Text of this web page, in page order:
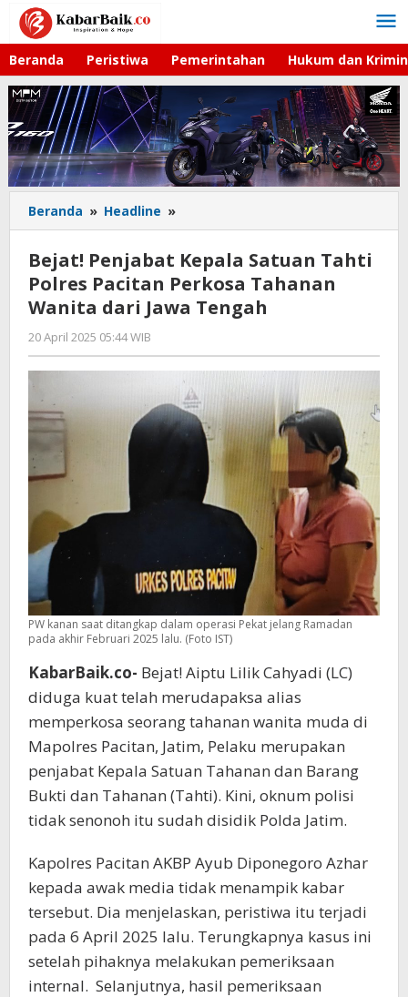
Lewati
konten
Beranda Peristiwa Pemerintahan Hukum dan
Beranda » Headline »
Penjabat
Satuan
Tahti
Polres
Wanita
dari
Jawa
Tengah
Bejat! Penjabat Kepala Satuan Tahti
Polres Pacitan Perkosa Tahanan
Wanita dari Jawa Tengah
20 April 2025 05:44 WIB
Hardy
PW kanan saat ditangkap dalam operasi Pekat jelang Ramadan
pada akhir Februari 2025 lalu. (Foto IST)
KabarBaik.co- Bejat! Aiptu Lilik Cahyadi (LC)
diduga kuat telah merudapaksa alias
memperkosa seorang tahanan wanita muda di
Mapolres Pacitan, Jatim, Pelaku merupakan
penjabat Kepala Satuan Tahanan dan Barang
Bukti dan Tahanan (Tahti). Kini, oknum polisi
tidak senonoh itu sudah disidik Polda Jatim.
Kapolres Pacitan AKBP Ayub Diponegoro Azhar
kepada awak media tidak menampik kabar
tersebut. Dia menjelaskan, peristiwa itu terjadi
pada 6 April 2025 lalu. Terungkapnya kasus ini
setelah pihaknya melakukan pemeriksaan
internal. Selanjutnya, hasil pemeriksaan